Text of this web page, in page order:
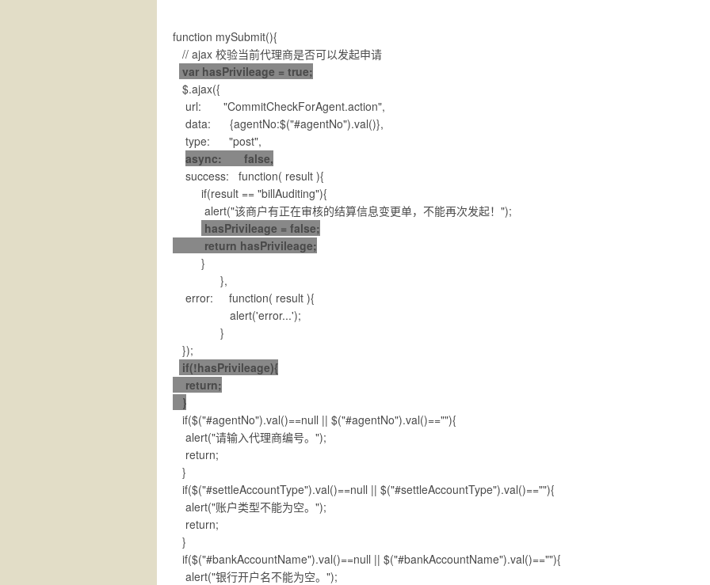
function mySubmit(){
// ajax 校验当前代理商是否可以发起申请
var hasPrivileage = true;
$.ajax({
url: "CommitCheckForAgent.action",
data: {agentNo:$("#agentNo").val()},
type: "post",
async: false,
success: function( result ){
if(result == "billAuditing"){
alert("该商户有正在审核的结算信息变更单，不能再次发起！");
hasPrivileage = false;
return hasPrivileage;
}
},
error: function( result ){
alert('error...');
}
});
if(!hasPrivileage){
return;
}
if($("#agentNo").val()==null || $("#agentNo").val()==""){
alert("请输入代理商编号。");
return;
}
if($("#settleAccountType").val()==null || $("#settleAccountType").val()==""){
alert("账户类型不能为空。");
return;
}
if($("#bankAccountName").val()==null || $("#bankAccountName").val()==""){
alert("银行开户名不能为空。");